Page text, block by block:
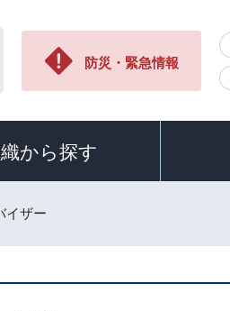
防災・緊急情報
から探す
イザー